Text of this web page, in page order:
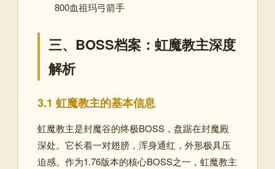
800血祖玛弓箭手
三、BOSS档案：虹魔教主深度
解析
3.1 虹魔教主的基本信息
虹魔教主是封魔谷的终极BOSS，盘踞在封魔殿
深处。它长着一对翅膀，浑身通红，外形极具压
迫感。作为1.76版本的核心BOSS之一，虹魔教主